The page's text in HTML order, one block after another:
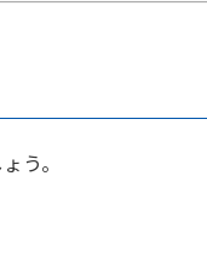
う。